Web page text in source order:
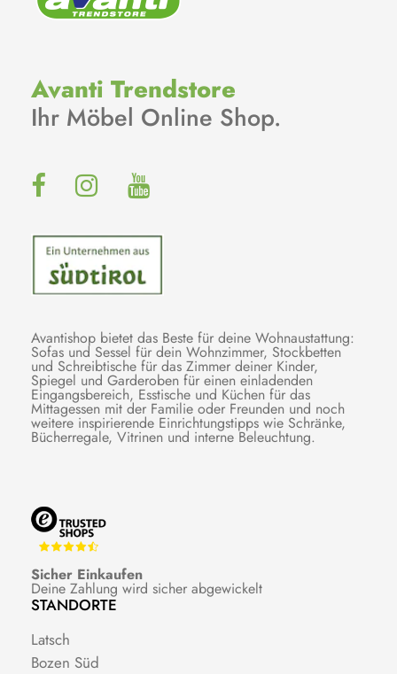
Avanti Trendstore
Ihr Möbel Online Shop.
Avantishop bietet das Beste für deine Wohnaustattung:
Sofas und Sessel für dein Wohnzimmer, Stockbetten
und Schreibtische für das Zimmer deiner Kinder,
Spiegel und Garderoben für einen einladenden
Eingangsbereich, Esstische und Küchen für das
Mittagessen mit der Familie oder Freunden und noch
weitere inspirierende Einrichtungstipps wie Schränke,
Bücherregale, Vitrinen und interne Beleuchtung.
Sicher Einkaufen
Deine Zahlung wird sicher abgewickelt
STANDORTE
Latsch
Bozen Süd